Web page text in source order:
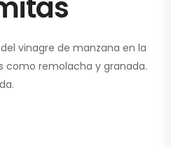
vinagre de manzana en la
como remolacha y granada.